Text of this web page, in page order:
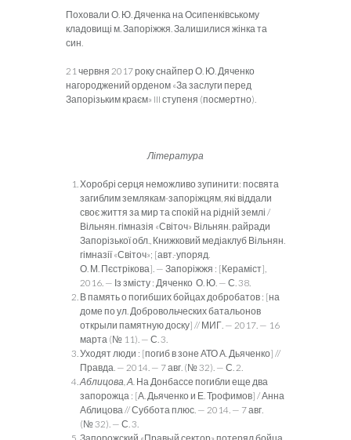
Поховали О. Ю. Дяченка на Осипенківському
кладовищі м. За­поріжжя. Залишилися жінка та
син.
21 червня 2017 року снайпер О. Ю. Дяченко
нагороджений орде­ном «За заслуги перед
Запорізьким краєм» III ступеня (посмертно).
Література
Хоробрі серця неможливо зупинити: посвята
загиблим зем­лякам-запоріжцям, які віддали
своє життя за мир та спокій на рідній землі /
Вільнян. гімназія «Світоч» Вільнян. райради
Запорізької обл., Книжковий медіаклуб Вільнян.
гімназії «Світоч»; [авт.-упоряд.
О. М. Пєстрікова]. — Запоріжжя : [Кера­міст],
2016. — Із змісту : Дяченко О. Ю. — С. 38.
В память о погибших бойцах добробатов : [на
доме по ул. Добровольческих батальонов
открыли памятную доску] // МИГ. — 2017. — 16
марта (№ 11). — С. 3.
Уходят люди : [погиб в зоне АТО А. Дьяченко] //
Правда. — 2014. — 7 авг. (№ 32). — С. 2.
Аблицова, А. На Донбассе погибли еще два
запорожца : [А. Дья­ченко и Е. Трофимов] / Анна
Аблицова // Суббота плюс. — 2014. — 7 авг.
(№ 32). — С. 3.